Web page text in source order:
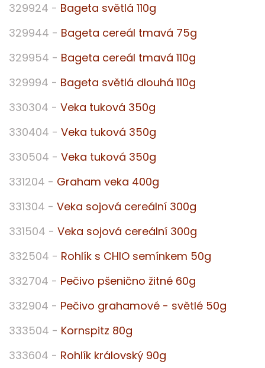
329924 - Bageta světlá 110g
329944 - Bageta cereál tmavá 75g
329954 - Bageta cereál tmavá 110g
329994 - Bageta světlá dlouhá 110g
330304 - Veka tuková 350g
330404 - Veka tuková 350g
330504 - Veka tuková 350g
331204 - Graham veka 400g
331304 - Veka sojová cereální 300g
331504 - Veka sojová cereální 300g
332504 - Rohlík s CHIO semínkem 50g
332704 - Pečivo pšenično žitné 60g
332904 - Pečivo grahamové - světlé 50g
333504 - Kornspitz 80g
333604 - Rohlík královský 90g